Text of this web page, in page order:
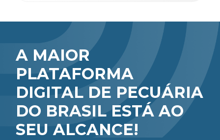
A MAIOR
PLATAFORMA
DIGITAL DE PECUÁRIA
DO BRASIL ESTÁ AO
SEU ALCANCE!